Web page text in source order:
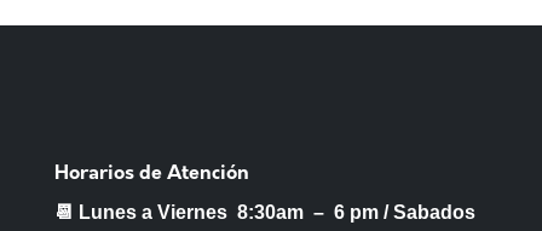
Horarios de Atención
📆 Lunes a Viernes 8:30am – 6 pm /Sabados